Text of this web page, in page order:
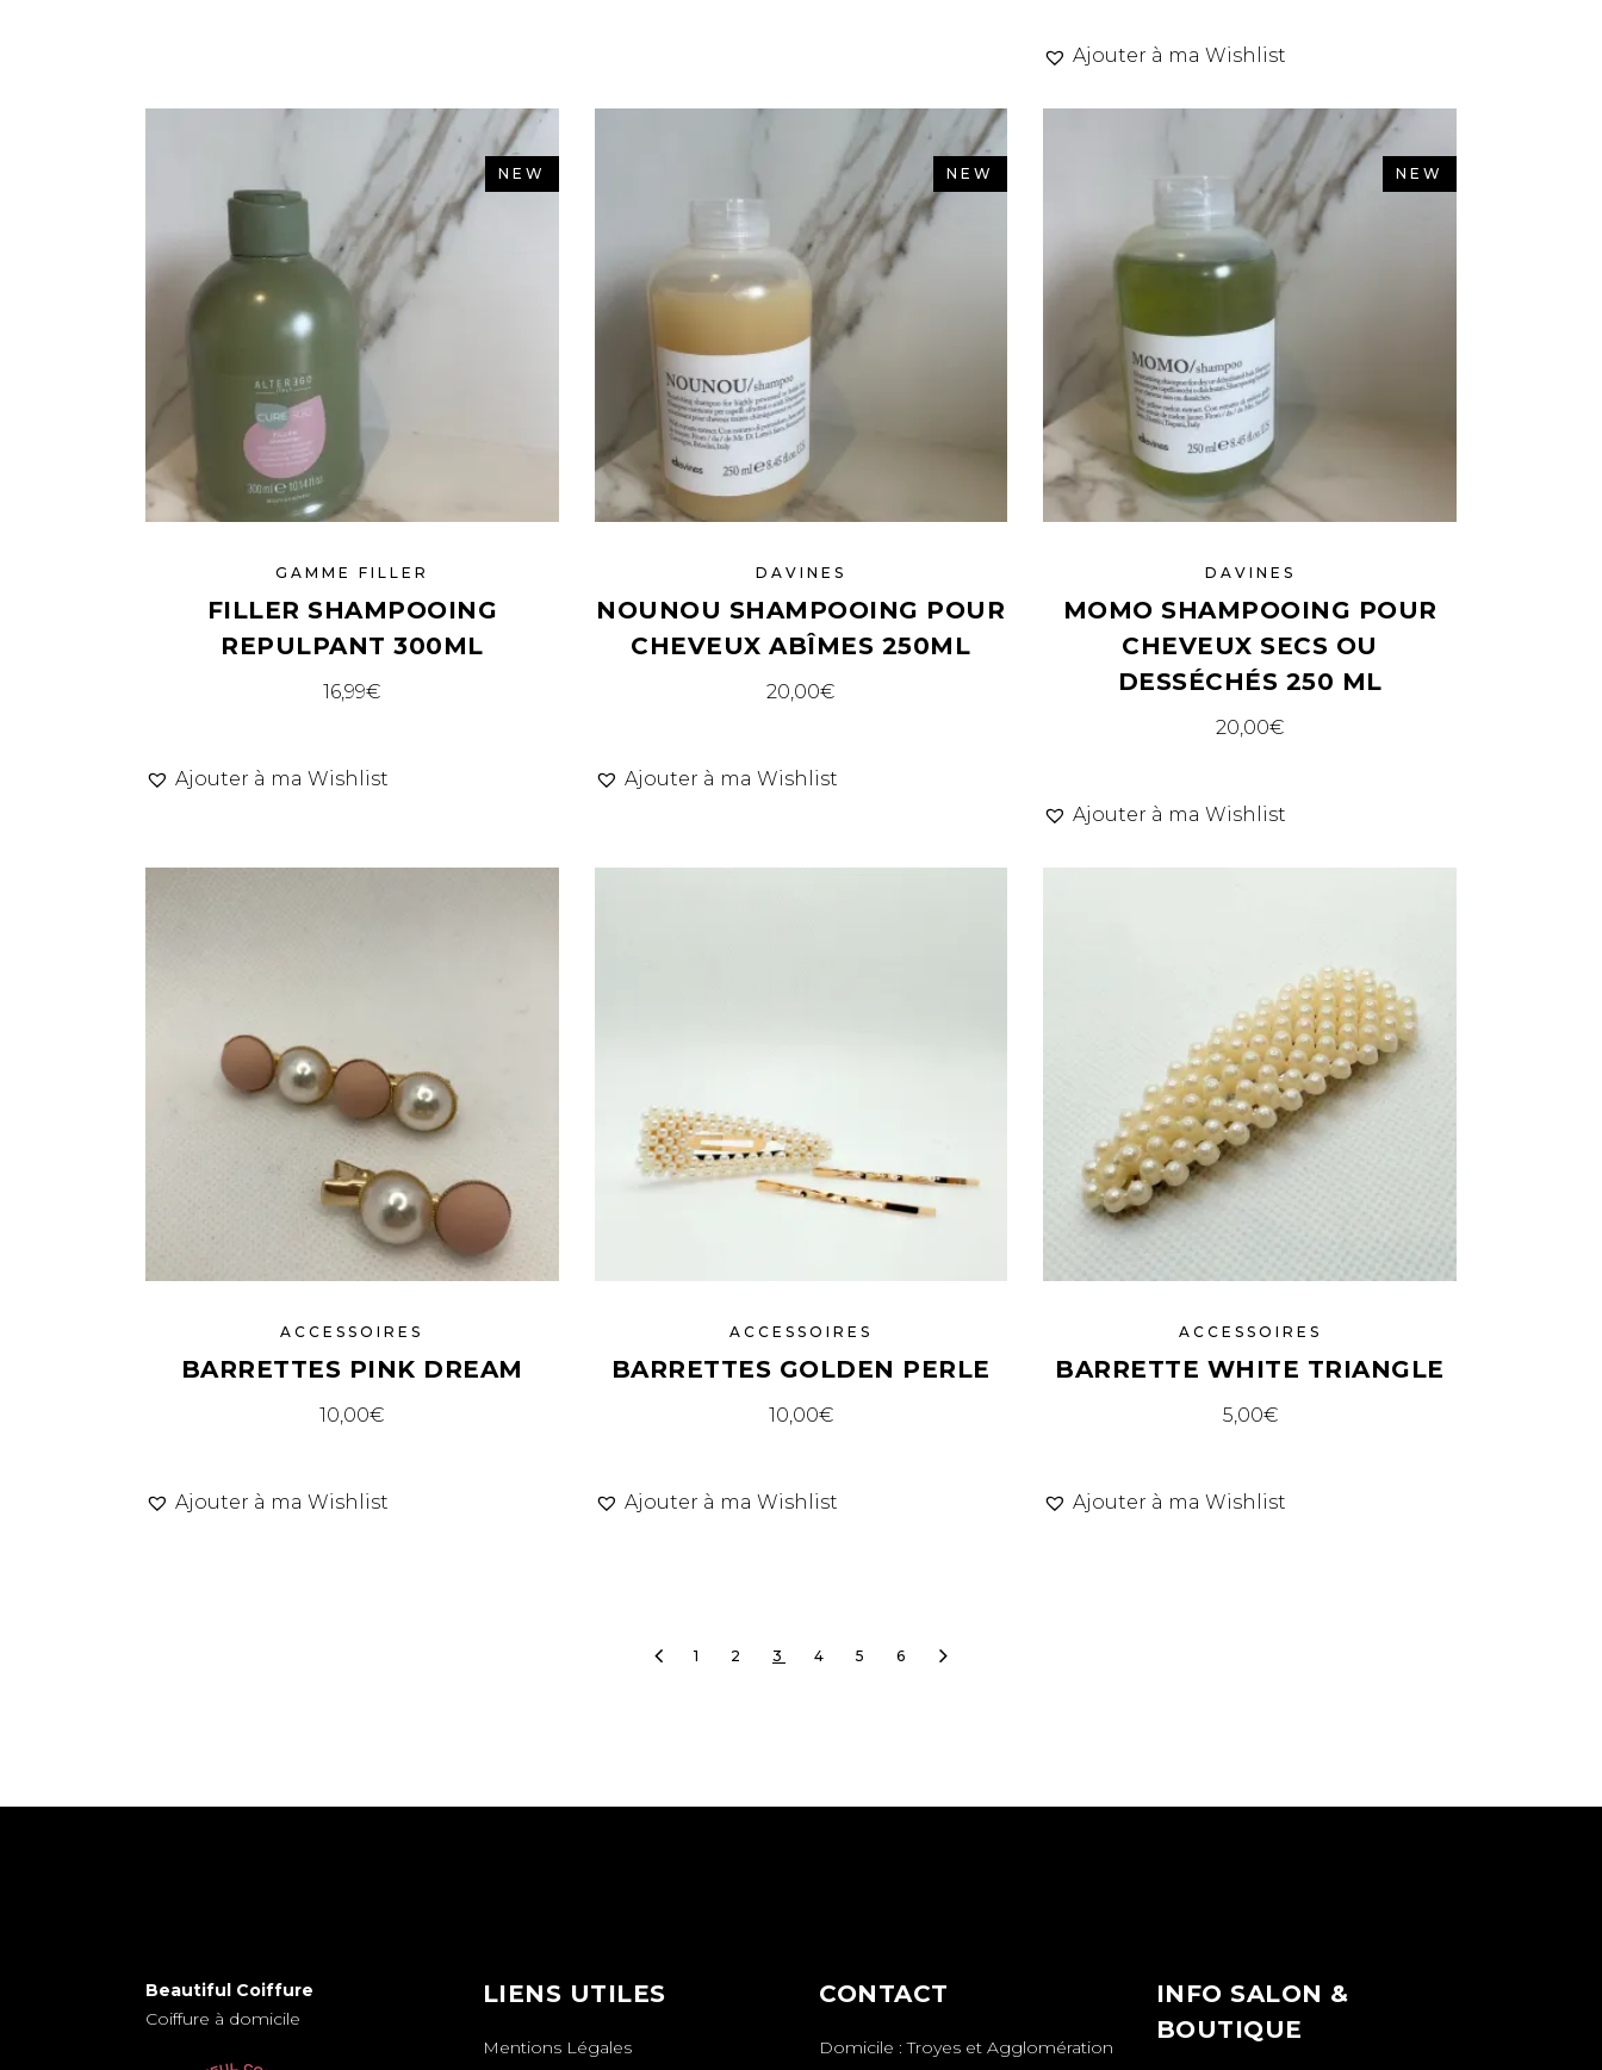
Ajouter à ma Wishlist
NEW
GAMME FILLER
FILLER SHAMPOOING
REPULPANT 300ML
16,99€
Ajouter à ma Wishlist
NEW
DAVINES
NOUNOU SHAMPOOING POUR
CHEVEUX ABÎMES 250ML
20,00€
Ajouter à ma Wishlist
NEW
DAVINES
MOMO SHAMPOOING POUR
CHEVEUX SECS OU
DESSÉCHÉS 250 ML
20,00€
Ajouter à ma Wishlist
ACCESSOIRES
BARRETTES PINK DREAM
10,00€
Ajouter à ma Wishlist
ACCESSOIRES
BARRETTES GOLDEN PERLE
10,00€
Ajouter à ma Wishlist
ACCESSOIRES
BARRETTE WHITE TRIANGLE
5,00€
Ajouter à ma Wishlist
1 2 3 4 5 6
Beautiful Coiffure
Coiffure à domicile
LIENS UTILES
Mentions Légales
CONTACT
Domicile : Troyes et Agglomération
INFO SALON &
BOUTIQUE